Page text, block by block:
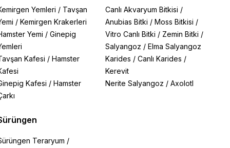
Yemleri / Tavşan
/ Kemirgen Krakerleri
Yemi / Ginepig
Kafesi / Hamster
Kafesi / Hamster
Teraryum /
Canlı Akvaryum Bitkisi /
Anubias Bitki /Moss Bitkisi /
Vitro Canlı Bitki / Zemin Bitki /
Salyangoz /Elma Salyangoz
Karides /Canlı Karides /
Kerevit
Nerite Salyangoz /Axolotl